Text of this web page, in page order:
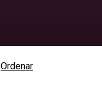
Ordenar